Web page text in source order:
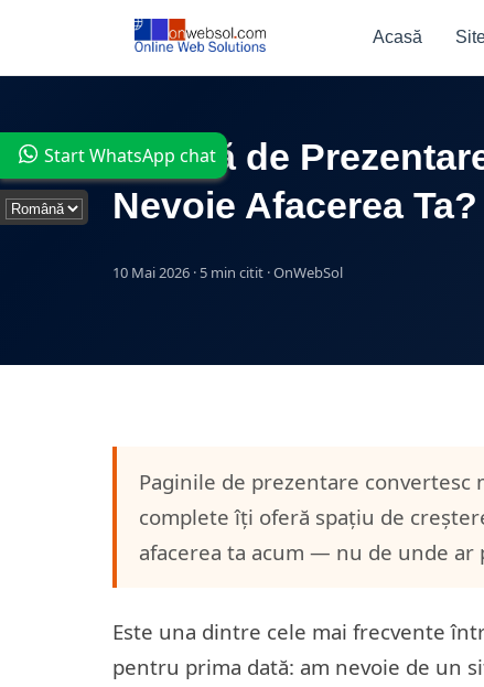
Start WhatsApp chat
Acasă
Pagină de
Nevoie Afacerea Ta?
10 Mai 2026 · 5 min citit · OnWebSol
Paginile de prezentare convertesc
complete îți oferă spațiu de
afacerea ta acum — nu de unde ar
Este una dintre cele mai frecvente
pentru prima dată: am nevoie de un